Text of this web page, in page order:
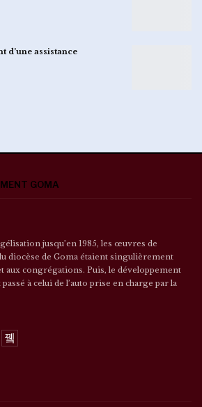
d’une assistance
GOMA
jusqu’en 1985, les œuvres de
diocèse de Goma étaient singulièrement
aux congrégations. Puis, le développement
à celui de l’auto prise en charge par la